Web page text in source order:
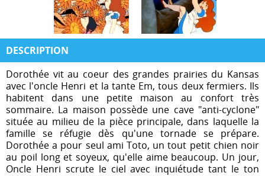
DESCRIPTION
Dorothée vit au coeur des grandes prairies du Kansas
avec l'oncle Henri et la tante Em, tous deux fermiers. Ils
habitent dans une petite maison au confort très
sommaire. La maison possède une cave "anti-cyclone"
située au milieu de la pièce principale, dans laquelle la
famille se réfugie dès qu'une tornade se prépare.
Dorothée a pour seul ami Toto, un tout petit chien noir
au poil long et soyeux, qu'elle aime beaucoup. Un jour,
Oncle Henri scrute le ciel avec inquiétude tant le ton